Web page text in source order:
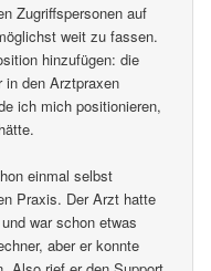
Zugriffspersonen auf
weit zu fassen.
hinzufügen: die
in den Arztpraxen
ich mich positionieren,
einmal selbst
Praxis. Der Arzt hatte
war schon etwas
aber er konnte